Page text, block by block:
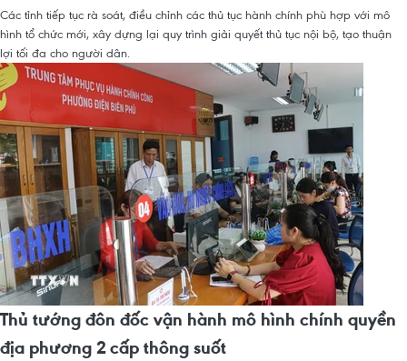
Các tỉnh tiếp tục rà soát, điều chỉnh các thủ tục hành chính phù hợp với mô
hình tổ chức mới, xây dựng lại quy trình giải quyết thủ tục nội bộ, tạo thuận
lợi tối đa cho người dân.
Thủ tướng đôn đốc vận hành mô hình chính quyền
địa phương 2 cấp thông suốt